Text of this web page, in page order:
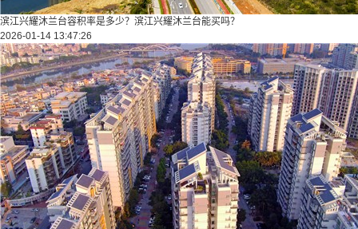
滨江兴耀沐兰台容积率是多少？滨江兴耀沐兰台能买吗？
2026-01-14 13:47:26